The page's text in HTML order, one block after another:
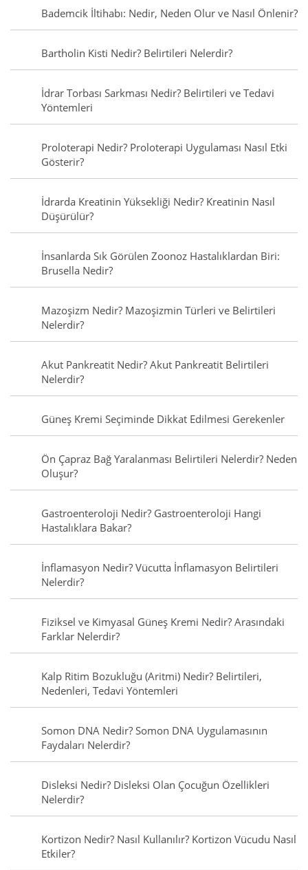
Bademcik İltihabı: Nedir, Neden Olur ve Nasıl Önlenir?
Bartholin Kisti Nedir? Belirtileri Nelerdir?
İdrar Torbası Sarkması Nedir? Belirtileri ve Tedavi
Yöntemleri
Proloterapi Nedir? Proloterapi Uygulaması Nasıl Etki
Gösterir?
İdrarda Kreatinin Yüksekliği Nedir? Kreatinin Nasıl
Düşürülür?
İnsanlarda Sık Görülen Zoonoz Hastalıklardan Biri:
Brusella Nedir?
Mazoşizm Nedir? Mazoşizmin Türleri ve Belirtileri
Nelerdir?
Akut Pankreatit Nedir? Akut Pankreatit Belirtileri
Nelerdir?
Güneş Kremi Seçiminde Dikkat Edilmesi Gerekenler
Ön Çapraz Bağ Yaralanması Belirtileri Nelerdir? Neden
Oluşur?
Gastroenteroloji Nedir? Gastroenteroloji Hangi
Hastalıklara Bakar?
İnflamasyon Nedir? Vücutta İnflamasyon Belirtileri
Nelerdir?
Fiziksel ve Kimyasal Güneş Kremi Nedir? Arasındaki
Farklar Nelerdir?
Kalp Ritim Bozukluğu (Aritmi) Nedir? Belirtileri,
Nedenleri, Tedavi Yöntemleri
Somon DNA Nedir? Somon DNA Uygulamasının
Faydaları Nelerdir?
Disleksi Nedir? Disleksi Olan Çocuğun Özellikleri
Nelerdir?
Kortizon Nedir? Nasıl Kullanılır? Kortizon Vücudu Nasıl
Etkiler?